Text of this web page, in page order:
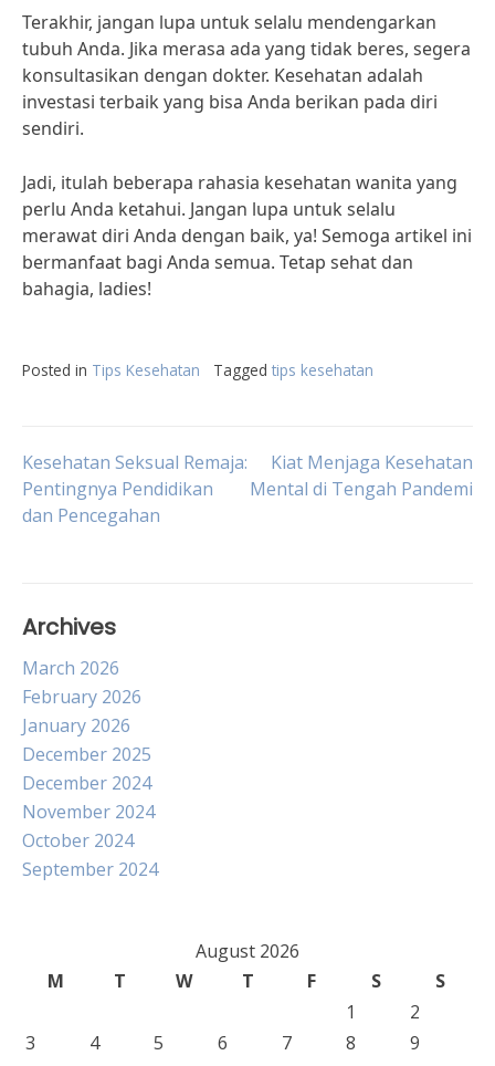
Terakhir, jangan lupa untuk selalu mendengarkan
tubuh Anda. Jika merasa ada yang tidak beres, segera
konsultasikan dengan dokter. Kesehatan adalah
investasi terbaik yang bisa Anda berikan pada diri
sendiri.
Jadi, itulah beberapa rahasia kesehatan wanita yang
perlu Anda ketahui. Jangan lupa untuk selalu
merawat diri Anda dengan baik, ya! Semoga artikel ini
bermanfaat bagi Anda semua. Tetap sehat dan
bahagia, ladies!
Posted in Tips Kesehatan Tagged tips kesehatan
Post
navigation
Kesehatan Seksual Remaja:
Pentingnya Pendidikan
dan Pencegahan
Kiat Menjaga Kesehatan
Mental di Tengah Pandemi
Archives
March 2026
February 2026
January 2026
December 2025
December 2024
November 2024
October 2024
September 2024
August 2026
M
T W T F S
S
1
2
3
4 5 6 7 8
9